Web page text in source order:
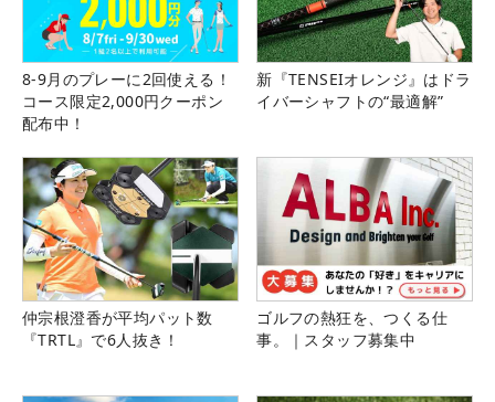
8-9月のプレーに2回使える！
コース限定2,000円クーポン
配布中！
新『TENSEIオレンジ』はドラ
イバーシャフトの“最適解”
仲宗根澄香が平均パット数
『TRTL』で6人抜き！
ゴルフの熱狂を、つくる仕
事。｜スタッフ募集中